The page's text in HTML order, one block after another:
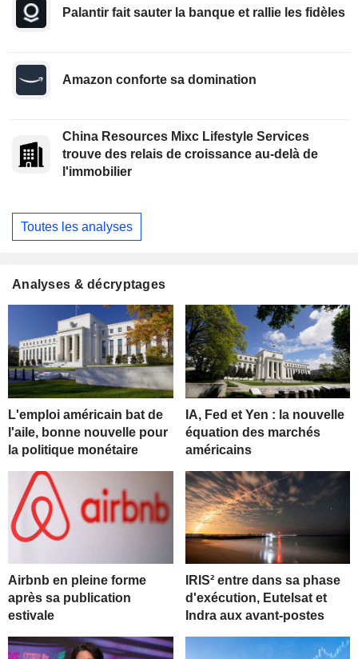
Palantir fait sauter la banque et rallie les fidèles
Amazon conforte sa domination
China Resources Mixc Lifestyle Services
trouve des relais de croissance au-delà de
l'immobilier
Toutes les analyses
Analyses & décryptages
L'emploi américain bat de
l'aile, bonne nouvelle pour
la politique monétaire
IA, Fed et Yen : la nouvelle
équation des marchés
américains
Airbnb en pleine forme
après sa publication
estivale
IRIS² entre dans sa phase
d'exécution, Eutelsat et
Indra aux avant-postes